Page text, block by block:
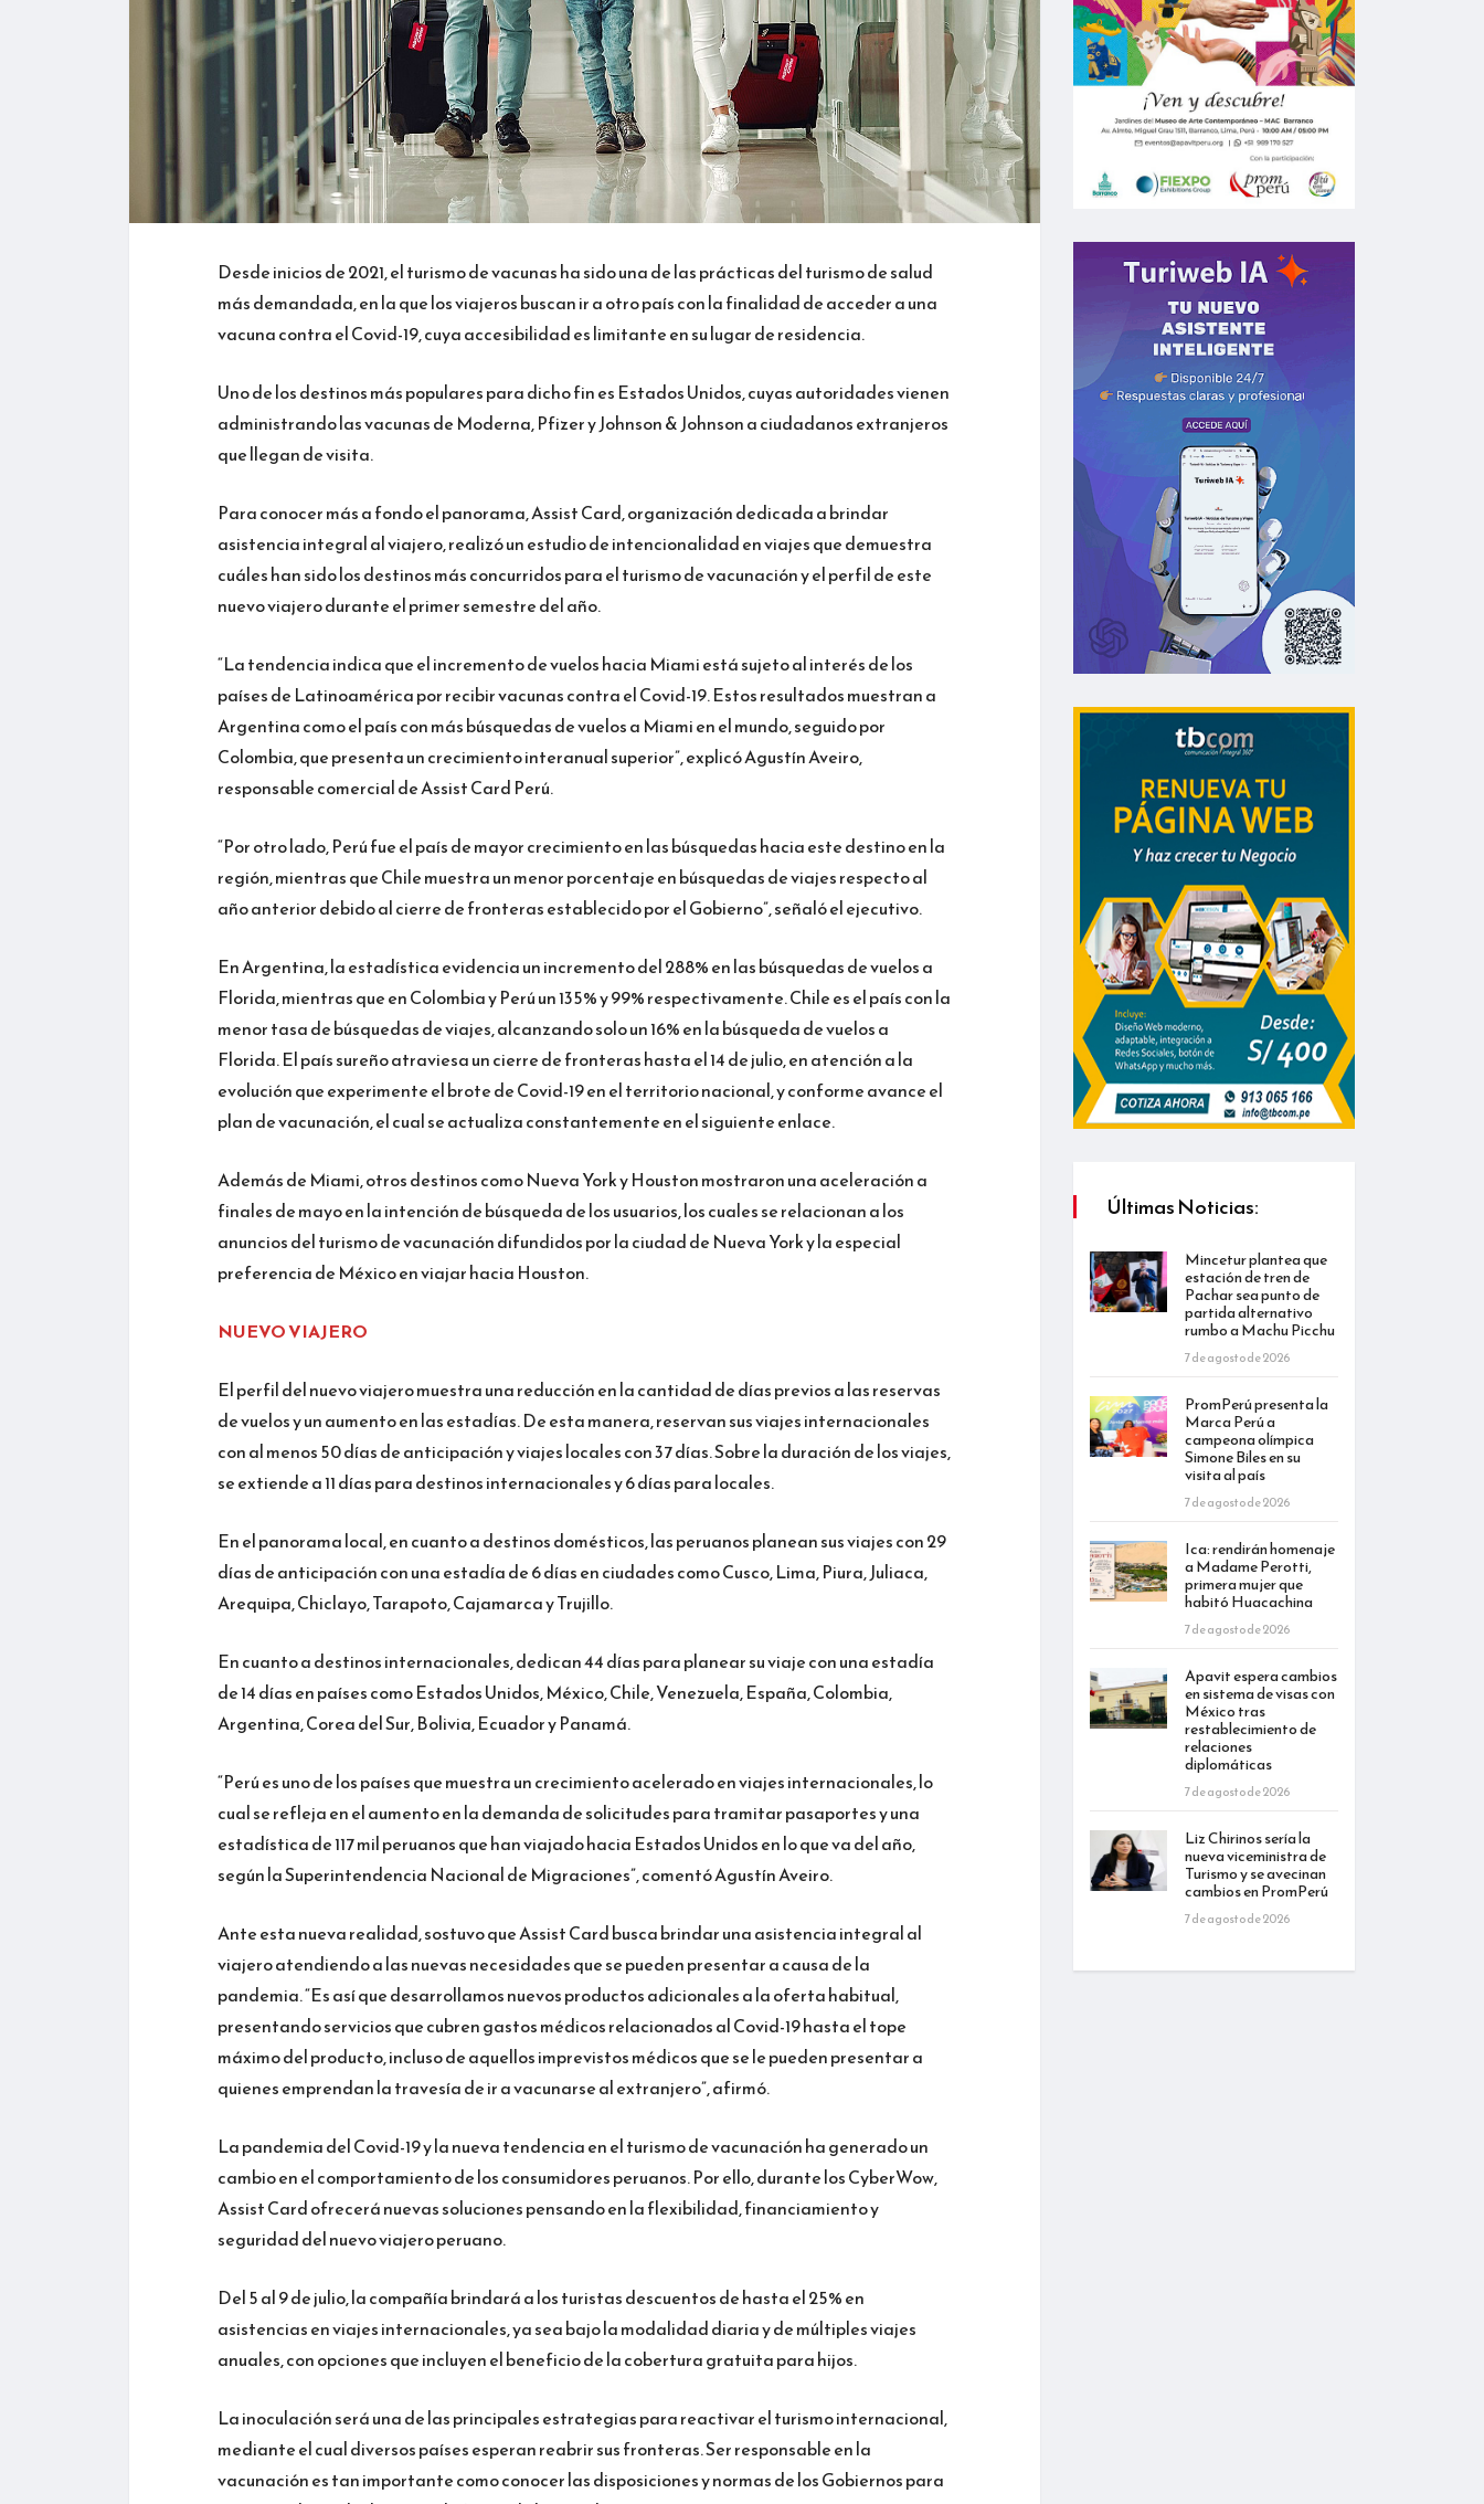
Desde inicios de 2021, el turismo de vacunas ha sido una de las prácticas del turismo de salud
más demandada, en la que los viajeros buscan ir a otro país con la finalidad de acceder a una
vacuna contra el Covid-19, cuya accesibilidad es limitante en su lugar de residencia.
Uno de los destinos más populares para dicho fin es Estados Unidos, cuyas autoridades vienen
administrando las vacunas de Moderna, Pfizer y Johnson & Johnson a ciudadanos extranjeros
que llegan de visita.
Para conocer más a fondo el panorama, Assist Card, organización dedicada a brindar
asistencia integral al viajero, realizó un estudio de intencionalidad en viajes que demuestra
cuáles han sido los destinos más concurridos para el turismo de vacunación y el perfil de este
nuevo viajero durante el primer semestre del año.
“La tendencia indica que el incremento de vuelos hacia Miami está sujeto al interés de los
países de Latinoamérica por recibir vacunas contra el Covid-19. Estos resultados muestran a
Argentina como el país con más búsquedas de vuelos a Miami en el mundo, seguido por
Colombia, que presenta un crecimiento interanual superior”, explicó Agustín Aveiro,
responsable comercial de Assist Card Perú.
“Por otro lado, Perú fue el país de mayor crecimiento en las búsquedas hacia este destino en la
región, mientras que Chile muestra un menor porcentaje en búsquedas de viajes respecto al
año anterior debido al cierre de fronteras establecido por el Gobierno”, señaló el ejecutivo.
En Argentina, la estadística evidencia un incremento del 288% en las búsquedas de vuelos a
Florida, mientras que en Colombia y Perú un 135% y 99% respectivamente. Chile es el país con la
menor tasa de búsquedas de viajes, alcanzando solo un 16% en la búsqueda de vuelos a
Florida. El país sureño atraviesa un cierre de fronteras hasta el 14 de julio, en atención a la
evolución que experimente el brote de Covid-19 en el territorio nacional, y conforme avance el
plan de vacunación, el cual se actualiza constantemente en el siguiente enlace.
Además de Miami, otros destinos como Nueva York y Houston mostraron una aceleración a
finales de mayo en la intención de búsqueda de los usuarios, los cuales se relacionan a los
anuncios del turismo de vacunación difundidos por la ciudad de Nueva York y la especial
preferencia de México en viajar hacia Houston.
NUEVO VIAJERO
El perfil del nuevo viajero muestra una reducción en la cantidad de días previos a las reservas
de vuelos y un aumento en las estadías. De esta manera, reservan sus viajes internacionales
con al menos 50 días de anticipación y viajes locales con 37 días. Sobre la duración de los viajes,
se extiende a 11 días para destinos internacionales y 6 días para locales.
En el panorama local, en cuanto a destinos domésticos, las peruanos planean sus viajes con 29
días de anticipación con una estadía de 6 días en ciudades como Cusco, Lima, Piura, Juliaca,
Arequipa, Chiclayo, Tarapoto, Cajamarca y Trujillo.
En cuanto a destinos internacionales, dedican 44 días para planear su viaje con una estadía
de 14 días en países como Estados Unidos, México, Chile, Venezuela, España, Colombia,
Argentina, Corea del Sur, Bolivia, Ecuador y Panamá.
“Perú es uno de los países que muestra un crecimiento acelerado en viajes internacionales, lo
cual se refleja en el aumento en la demanda de solicitudes para tramitar pasaportes y una
estadística de 117 mil peruanos que han viajado hacia Estados Unidos en lo que va del año,
según la Superintendencia Nacional de Migraciones”, comentó Agustín Aveiro.
Ante esta nueva realidad, sostuvo que Assist Card busca brindar una asistencia integral al
viajero atendiendo a las nuevas necesidades que se pueden presentar a causa de la
pandemia. “Es así que desarrollamos nuevos productos adicionales a la oferta habitual,
presentando servicios que cubren gastos médicos relacionados al Covid-19 hasta el tope
máximo del producto, incluso de aquellos imprevistos médicos que se le pueden presentar a
quienes emprendan la travesía de ir a vacunarse al extranjero”, afirmó.
La pandemia del Covid-19 y la nueva tendencia en el turismo de vacunación ha generado un
cambio en el comportamiento de los consumidores peruanos. Por ello, durante los CyberWow,
Assist Card ofrecerá nuevas soluciones pensando en la flexibilidad, financiamiento y
seguridad del nuevo viajero peruano.
Del 5 al 9 de julio, la compañía brindará a los turistas descuentos de hasta el 25% en
asistencias en viajes internacionales, ya sea bajo la modalidad diaria y de múltiples viajes
anuales, con opciones que incluyen el beneficio de la cobertura gratuita para hijos.
La inoculación será una de las principales estrategias para reactivar el turismo internacional,
mediante el cual diversos países esperan reabrir sus fronteras. Ser responsable en la
vacunación es tan importante como conocer las disposiciones y normas de los Gobiernos para
Últimas Noticias:
Mincetur plantea que
estación de tren de
Pachar sea punto de
partida alternativo
rumbo a Machu Picchu
7 de agosto de 2026
PromPerú presenta la
Marca Perú a
campeona olímpica
Simone Biles en su
visita al país
7 de agosto de 2026
Ica: rendirán homenaje
a Madame Perotti,
primera mujer que
habitó Huacachina
7 de agosto de 2026
Apavit espera cambios
en sistema de visas con
México tras
restablecimiento de
relaciones
diplomáticas
7 de agosto de 2026
Liz Chirinos sería la
nueva viceministra de
Turismo y se avecinan
cambios en PromPerú
7 de agosto de 2026